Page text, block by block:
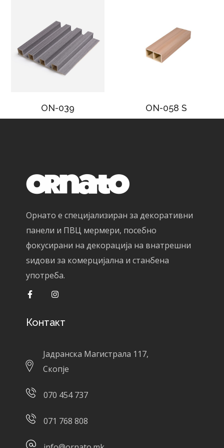
ON-039 ON-058 S
Орнато е специјализиран за декоративни
панели и ПВЦ мермери, посебно
фокусирани на декорација на внатрешни
ѕидови за комерцијална и станбена
употреба.
Контакт
Јадранска Магистрала 117,
Скопје
070 454 737
071 768 808